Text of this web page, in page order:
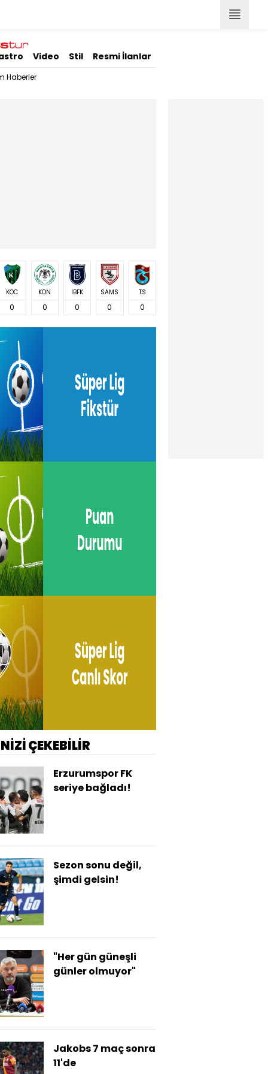
Video Stil Resmi İlanlar
Haberler
KOC
0
KON
0
İBFK
0
SAMS
0
TS
0
ÇEKEBİLİR
Erzurumspor FK
seriye bağladı!
Sezon sonu değil,
şimdi gelsin!
"Her gün güneşli
günler olmuyor"
Jakobs 7 maç sonra
11'de